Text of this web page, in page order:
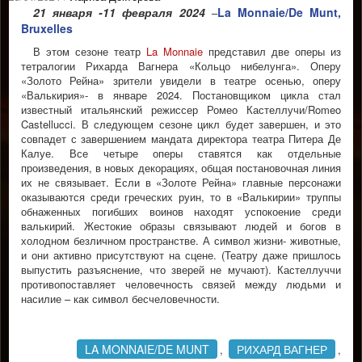
21 января -11 февраля 2024–La Monnaie/De Munt,
Bruxelles
В этом сезоне театр La Monnaie представил две оперы из
тетралогии Рихарда Вагнера «Кольцо нибелунга». Оперу
«Золото Рейна» зрители увидели в театре осенью, оперу
«Валькирия»- в январе 2024. Постановщиком цикла стал
известный итальянский режиссер Ромео Кастеллучи/Romeo
Castellucci. В следующем сезоне цикл будет завершен, и это
совпадет с завершением мандата директора театра Питера Де
Калуе. Все четыре оперы ставятся как отдельные
произведения, в новых декорациях, общая постановочная линия
их не связывает. Если в «Золоте Рейна» главные персонажи
оказываются среди греческих руин, то в «Валькирии» труппы
обнаженных погибших воинов находят успокоение среди
валькирий. Жестокие образы связывают людей и богов в
холодном безличном пространстве. А символ жизни- животные,
и они активно присутствуют на сцене. (Театру даже пришлось
выпустить разъяснение, что зверей не мучают). Кастеллуччи
противопоставляет человечность связей между людьми и
насилие – как символ бесчеловечности.
LA MONNAIE/DE MUNT , РИХАРД ВАГНЕР ,